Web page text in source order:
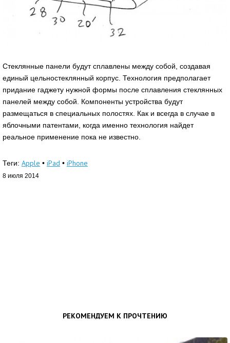
Стеклянные панели будут сплавлены между собой, создавая
единый цельностеклянный корпус. Технология предполагает
придание гаджету нужной формы после сплавления стеклянных
панелей между собой. Компоненты устройства будут
размещаться в специальных полостях. Как и всегда в случае в
яблочными патентами, когда именно технология найдет
реальное применение пока не известно.
Теги: Apple • iPad • iPhone
8 июля 2014
РЕКОМЕНДУЕМ К ПРОЧТЕНИЮ